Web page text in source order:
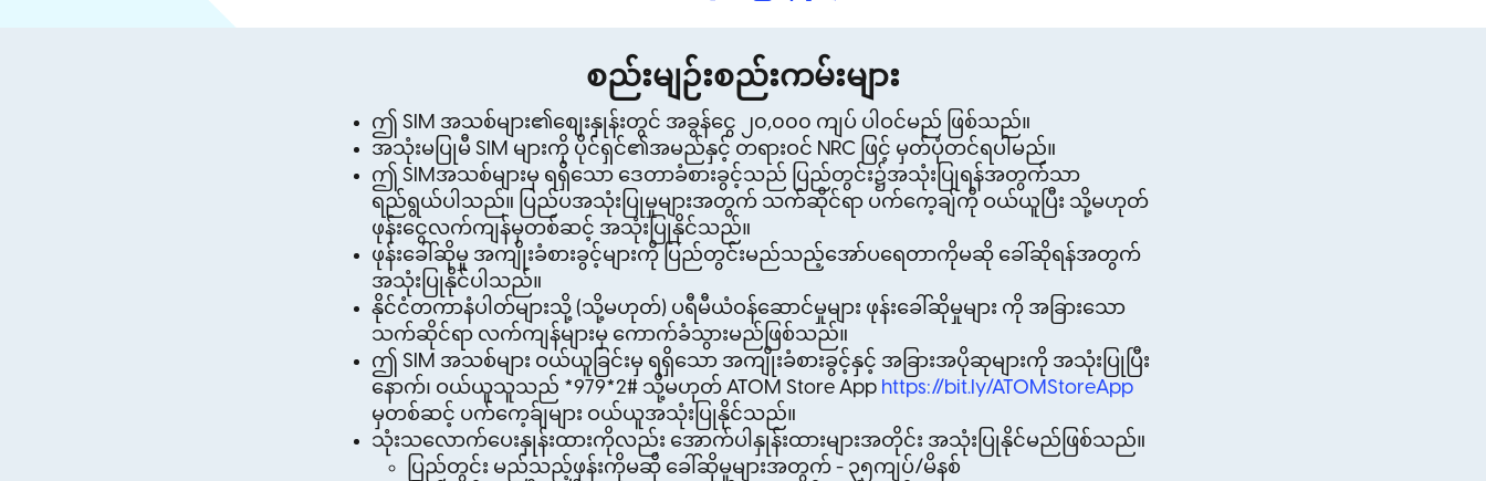
စည်းမျဉ်းစည်းကမ်းများ
ဤ SIM အသစ်များ၏စျေးနှုန်းတွင် အခွန်ငွေ ၂၀,၀၀၀ ကျပ် ပါဝင်မည် ဖြစ်သည်။
အသုံးမပြုမီ SIM များကို ပိုင်ရှင်၏အမည်နှင့် တရားဝင် NRC ဖြင့် မှတ်ပုံတင်ရပါမည်။
ဤ SIMအသစ်များမှ ရရှိသော ဒေတာခံစားခွင့်သည် ပြည်တွင်း၌အသုံးပြုရန်အတွက်သာ
ရည်ရွယ်ပါသည်။ ပြည်ပအသုံးပြုမှုများအတွက် သက်ဆိုင်ရာ ပက်ကေ့ချ်ကို ဝယ်ယူပြီး သို့မဟုတ်
ဖုန်းငွေလက်ကျန်မှတစ်ဆင့် အသုံးပြုနိုင်သည်။
ဖုန်းခေါ်ဆိုမှု အကျိုးခံစားခွင့်များကို ပြည်တွင်းမည်သည့်အော်ပရေတာကိုမဆို ခေါ်ဆိုရန်အတွက်
အသုံးပြုနိုင်ပါသည်။
နိုင်ငံတကာနံပါတ်များသို့ (သို့မဟုတ်) ပရီမီယံဝန်ဆောင်မှုများ ဖုန်းခေါ်ဆိုမှုများ ကို အခြားသော
သက်ဆိုင်ရာ လက်ကျန်များမှ ကောက်ခံသွားမည်ဖြစ်သည်။
ဤ SIM အသစ်များ ဝယ်ယူခြင်းမှ ရရှိသော အကျိုးခံစားခွင့်နှင့် အခြားအပိုဆုများကို အသုံးပြုပြီး
နောက်၊ ဝယ်ယူသူသည် *979*2# သို့မဟုတ် ATOM Store App https://bit.ly/ATOMStoreApp
မှတစ်ဆင့် ပက်ကေ့ခ်ျများ ဝယ်ယူအသုံးပြုနိုင်သည်။
သုံးသလောက်ပေးနှုန်းထားကိုလည်း အောက်ပါနှုန်းထားများအတိုင်း အသုံးပြုနိုင်မည်ဖြစ်သည်။
ပြည်တွင်း မည်သည့်ဖုန်းကိုမဆို ခေါ်ဆိုမှုများအတွက် - ၃၅ကျပ်/မိနစ်